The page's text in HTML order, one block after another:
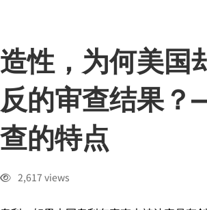
性，为何美国
的审查结果
的特点
2,617 views